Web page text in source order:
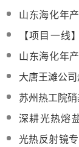
山东海化年
镁、20万吨
【项目一线
钾、2万吨
目最新动态
山东海化年
镁、20万吨
大唐王滩公
苏州热工院
深耕光热熔
CSPPLAZA
光热反射镜